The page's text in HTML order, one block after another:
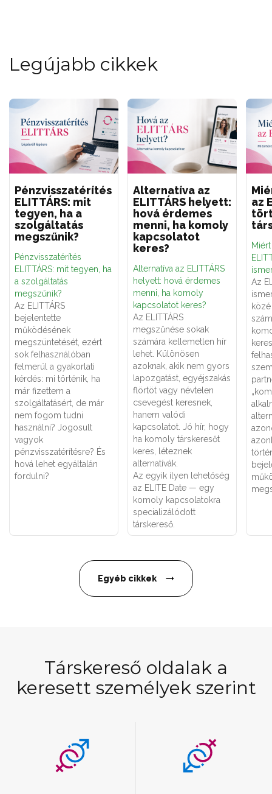
Legújabb cikkek
Pénzvisszatérítés
ELITTÁRS: mit
tegyen, ha a
szolgáltatás
megszűnik?
Pénzvisszatérítés
ELITTÁRS: mit tegyen, ha
a szolgáltatás
megszűnik?
Az ELITTÁRS
bejelentette
működésének
megszüntetését, ezért
sok felhasználóban
felmerül a gyakorlati
kérdés: mi történik, ha
már fizettem a
szolgáltatásért, de már
nem fogom tudni
használni? Jogosult
vagyok
pénzvisszatérítésre? És
hová lehet egyáltalán
fordulni?
Alternatíva az
ELITTÁRS helyett:
hová érdemes
menni, ha komoly
kapcsolatot
keres?
Alternatíva az ELITTÁRS
helyett: hová érdemes
menni, ha komoly
kapcsolatot keres?
Az ELITTÁRS
megszűnése sokak
számára kellemetlen hír
lehet. Különösen
azoknak, akik nem gyors
lapozgatást, egyéjszakás
flörtöt vagy névtelen
csevegést keresnek,
hanem valódi
kapcsolatot. Jó hír, hogy
ha komoly társkeresőt
keres, léteznek
alternatívák.
Az egyik ilyen lehetőség
az ELITE Date — egy
komoly kapcsolatokra
specializálódott
társkereső.
az
Az
Egyéb cikkek
Társkereső oldalak a
keresett személyek szerint